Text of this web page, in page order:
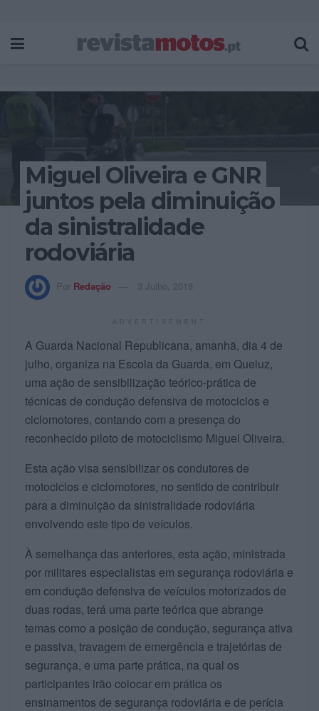
Miguel Oliveira e GNR
juntos pela diminuição
da sinistralidade
rodoviária
Por Redação 3 Julho, 2018
A Guarda Nacional Republicana, amanhã, dia 4 de
julho, organiza na Escola da Guarda, em Queluz,
uma ação de sensibilização teórico-prática de
técnicas de condução defensiva de motociclos e
ciclomotores, contando com a presença do
reconhecido piloto de motociclismo Miguel Oliveira.
Esta ação visa sensibilizar os condutores de
motociclos e ciclomotores, no sentido de contribuir
para a diminuição da sinistralidade rodoviária
envolvendo este tipo de veículos.
À semelhança das anteriores, esta ação, ministrada
por militares especialistas em segurança rodoviária e
em condução defensiva de veículos motorizados de
duas rodas, terá uma parte teórica que abrange
temas como a posição de condução, segurança ativa
e passiva, travagem de emergência e trajetórias de
segurança, e uma parte prática, na qual os
participantes irão colocar em prática os
ensinamentos de segurança rodoviária e de perícia